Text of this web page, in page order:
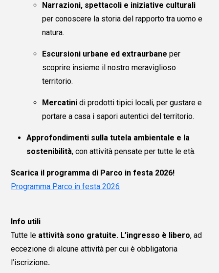
Narrazioni, spettacoli e iniziative culturali
per conoscere la storia del rapporto tra uomo e
natura.
Escursioni urbane ed extraurbane per
scoprire insieme il nostro meraviglioso
territorio.
Mercatini di prodotti tipici locali, per gustare e
portare a casa i sapori autentici del territorio.
Approfondimenti sulla tutela ambientale e la
sostenibilità, con attività pensate per tutte le età.
Scarica il programma di Parco in festa 2026!
Programma Parco in festa 2026
Info utili
Tutte le attività sono gratuite. L’ingresso è libero, ad
eccezione di alcune attività per cui è obbligatoria
l’iscrizione.